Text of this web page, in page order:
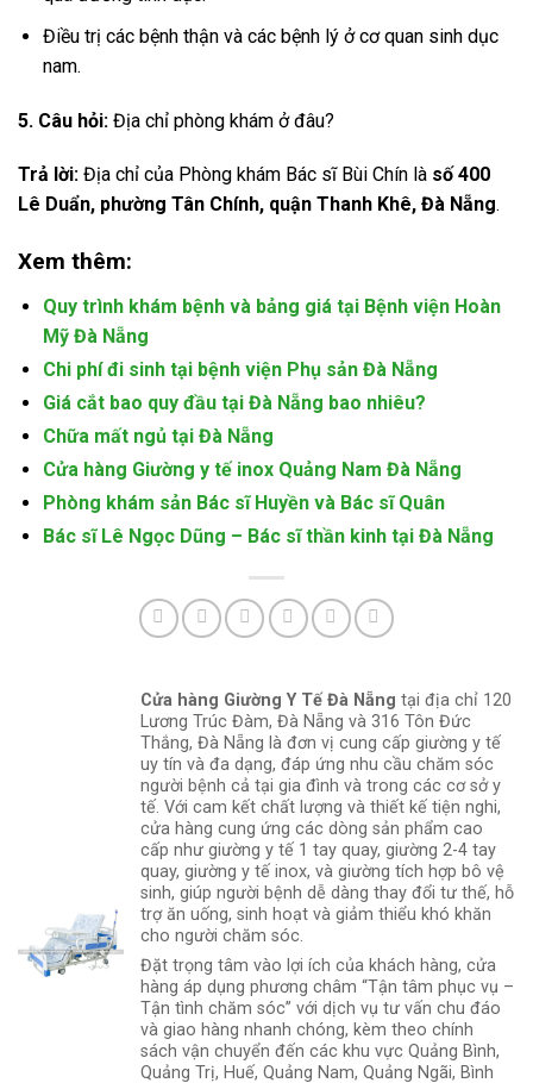
Điều trị các bệnh thận và các bệnh lý ở cơ quan sinh dục
nam.
5. Câu hỏi: Địa chỉ phòng khám ở đâu?
Trả lời: Địa chỉ của Phòng khám Bác sĩ Bùi Chín là số 400
Lê Duẩn, phường Tân Chính, quận Thanh Khê, Đà Nẵng.
Xem thêm:
Quy trình khám bệnh và bảng giá tại Bệnh viện Hoàn
Mỹ Đà Nẵng
Chi phí đi sinh tại bệnh viện Phụ sản Đà Nẵng
Giá cắt bao quy đầu tại Đà Nẵng bao nhiêu?
Chữa mất ngủ tại Đà Nẵng
Cửa hàng Giường y tế inox Quảng Nam Đà Nẵng
Phòng khám sản Bác sĩ Huyền và Bác sĩ Quân
Bác sĩ Lê Ngọc Dũng – Bác sĩ thần kinh tại Đà Nẵng
Cửa hàng Giường Y Tế Đà Nẵng tại địa chỉ 120
Lương Trúc Đàm, Đà Nẵng và 316 Tôn Đức
Thắng, Đà Nẵng là đơn vị cung cấp giường y tế
uy tín và đa dạng, đáp ứng nhu cầu chăm sóc
người bệnh cả tại gia đình và trong các cơ sở y
tế. Với cam kết chất lượng và thiết kế tiện nghi,
cửa hàng cung ứng các dòng sản phẩm cao
cấp như giường y tế 1 tay quay, giường 2-4 tay
quay, giường y tế inox, và giường tích hợp bô vệ
sinh, giúp người bệnh dễ dàng thay đổi tư thế, hỗ
trợ ăn uống, sinh hoạt và giảm thiểu khó khăn
cho người chăm sóc.
Đặt trọng tâm vào lợi ích của khách hàng, cửa
hàng áp dụng phương châm “Tận tâm phục vụ –
Tận tình chăm sóc” với dịch vụ tư vấn chu đáo
và giao hàng nhanh chóng, kèm theo chính
sách vận chuyển đến các khu vực Quảng Bình,
Quảng Trị, Huế, Quảng Nam, Quảng Ngãi, Bình